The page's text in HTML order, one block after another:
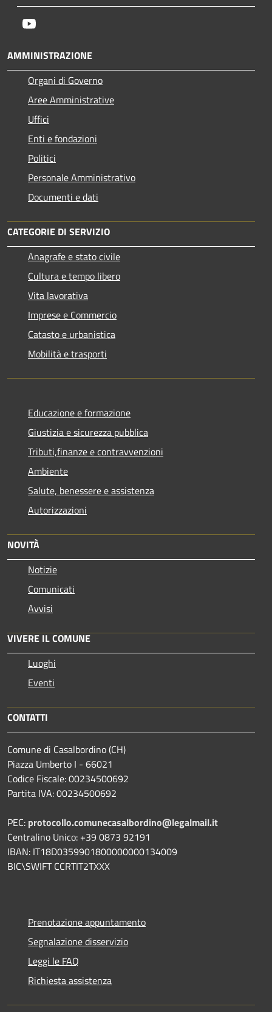
AMMINISTRAZIONE
Organi di Governo
Aree Amministrative
Uffici
Enti e fondazioni
Politici
Personale Amministrativo
Documenti e dati
CATEGORIE DI SERVIZIO
Anagrafe e stato civile
Cultura e tempo libero
Vita lavorativa
Imprese e Commercio
Catasto e urbanistica
Mobilità e trasporti
Educazione e formazione
Giustizia e sicurezza pubblica
Tributi,finanze e contravvenzioni
Ambiente
Salute, benessere e assistenza
Autorizzazioni
NOVITÀ
Notizie
Comunicati
Avvisi
VIVERE IL COMUNE
Luoghi
Eventi
CONTATTI
Comune di Casalbordino (CH)
Piazza Umberto I - 66021
Codice Fiscale: 00234500692
Partita IVA: 00234500692
PEC: protocollo.comunecasalbordino@legalmail.it
Centralino Unico: +39 0873 92191
IBAN: IT18D0359901800000000134009
BIC\SWIFT CCRTIT2TXXX
Prenotazione appuntamento
Segnalazione disservizio
Leggi le FAQ
Richiesta assistenza